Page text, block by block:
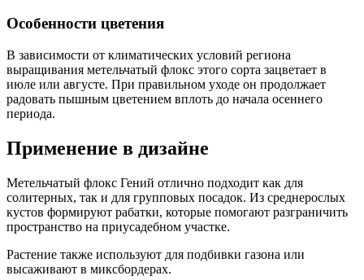
Особенности цветения
В зависимости от климатических условий региона
выращивания метельчатый флокс этого сорта зацветает в
июле или августе. При правильном уходе он продолжает
радовать пышным цветением вплоть до начала осеннего
периода.
Применение в дизайне
Метельчатый флокс Гений отлично подходит как для
солитерных, так и для групповых посадок. Из среднерослых
кустов формируют рабатки, которые помогают разграничить
пространство на приусадебном участке.
Растение также используют для подбивки газона или
высаживают в миксбордерах.